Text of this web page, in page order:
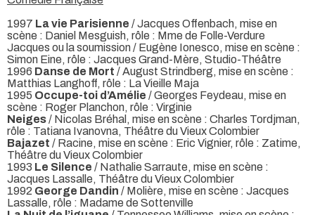
1997 La vie Parisienne / Jacques Offenbach, mise en
scène : Daniel Mesguish, rôle : Mme de Folle-Verdure
Jacques ou la soumission / Eugène Ionesco, mise en scène :
Simon Eine, rôle : Jacques Grand-Mère, Studio-Théâtre
1996 Danse de Mort / August Strindberg, mise en scène :
Matthias Langhoff, rôle : La Vieille Maja
1995 Occupe-toi d’Amélie / Georges Feydeau, mise en
scène : Roger Planchon, rôle : Virginie
Neiges/ Nicolas Bréhal, mise en scène : Charles Tordjman,
rôle : Tatiana Ivanovna, Théâtre du Vieux Colombier
Bajazet / Racine, mise en scène : Eric Vignier, rôle : Zatime,
Théâtre du Vieux Colombier
1993 Le Silence / Nathalie Sarraute, mise en scène :
Jacques Lassalle, Théâtre du Vieux Colombier
1992 George Dandin / Molière, mise en scène : Jacques
Lassalle, rôle : Madame de Sottenville